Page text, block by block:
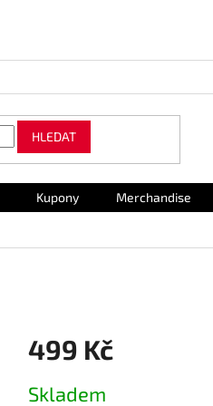
HLEDAT
Kupony Merchandise
499 Kč
cena:
Skladem